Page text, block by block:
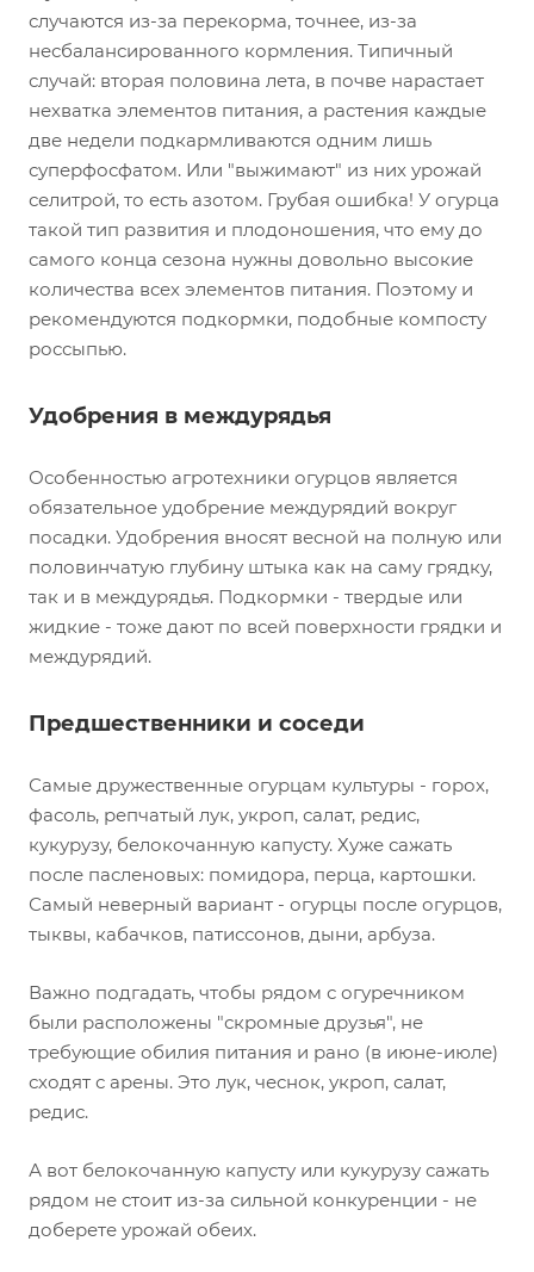
случаются из-за перекорма, точнее, из-за
несбалансированного кормления. Типичный
случай: вторая половина лета, в почве нарастает
нехватка элементов питания, а растения каждые
две недели подкармливаются одним лишь
суперфосфатом. Или "выжимают" из них урожай
селитрой, то есть азотом. Грубая ошибка! У огурца
такой тип развития и плодоношения, что ему до
самого конца сезона нужны довольно высокие
количества всех элементов питания. Поэтому и
рекомендуются подкормки, подобные компосту
россыпью.
Удобрения в междурядья
Особенностью агротехники огурцов является
обязательное удобрение междурядий вокруг
посадки. Удобрения вносят весной на полную или
половинчатую глубину штыка как на саму грядку,
так и в междурядья. Подкормки - твердые или
жидкие - тоже дают по всей поверхности грядки и
междурядий.
Предшественники и соседи
Самые дружественные огурцам культуры - горох,
фасоль, репчатый лук, укроп, салат, редис,
кукурузу, белокочанную капусту. Хуже сажать
после пасленовых: помидора, перца, картошки.
Самый неверный вариант - огурцы после огурцов,
тыквы, кабачков, патиссонов, дыни, арбуза.
Важно подгадать, чтобы рядом с огуречником
были расположены "скромные друзья", не
требующие обилия питания и рано (в июне-июле)
сходят с арены. Это лук, чеснок, укроп, салат,
редис.
А вот белокочанную капусту или кукурузу сажать
рядом не стоит из-за сильной конкуренции - не
доберете урожай обеих.